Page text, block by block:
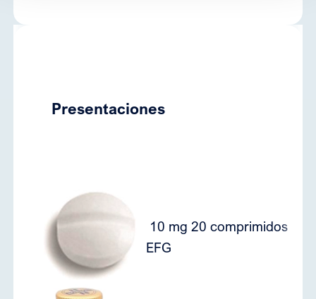
Presentaciones
10 mg 20 comprimidos
EFG